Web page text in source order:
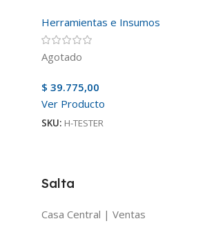
Herramientas e Insumos
Agotado
$ 39.775,00
Ver Producto
SKU: H-TESTER
Salta
Casa Central | Ventas